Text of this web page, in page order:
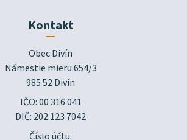
Kontakt
Obec Divín
Námestie mieru 654/3
985 52 Divín
IČO: 00 316 041
DIČ: 202 123 7042
Číslo účtu: